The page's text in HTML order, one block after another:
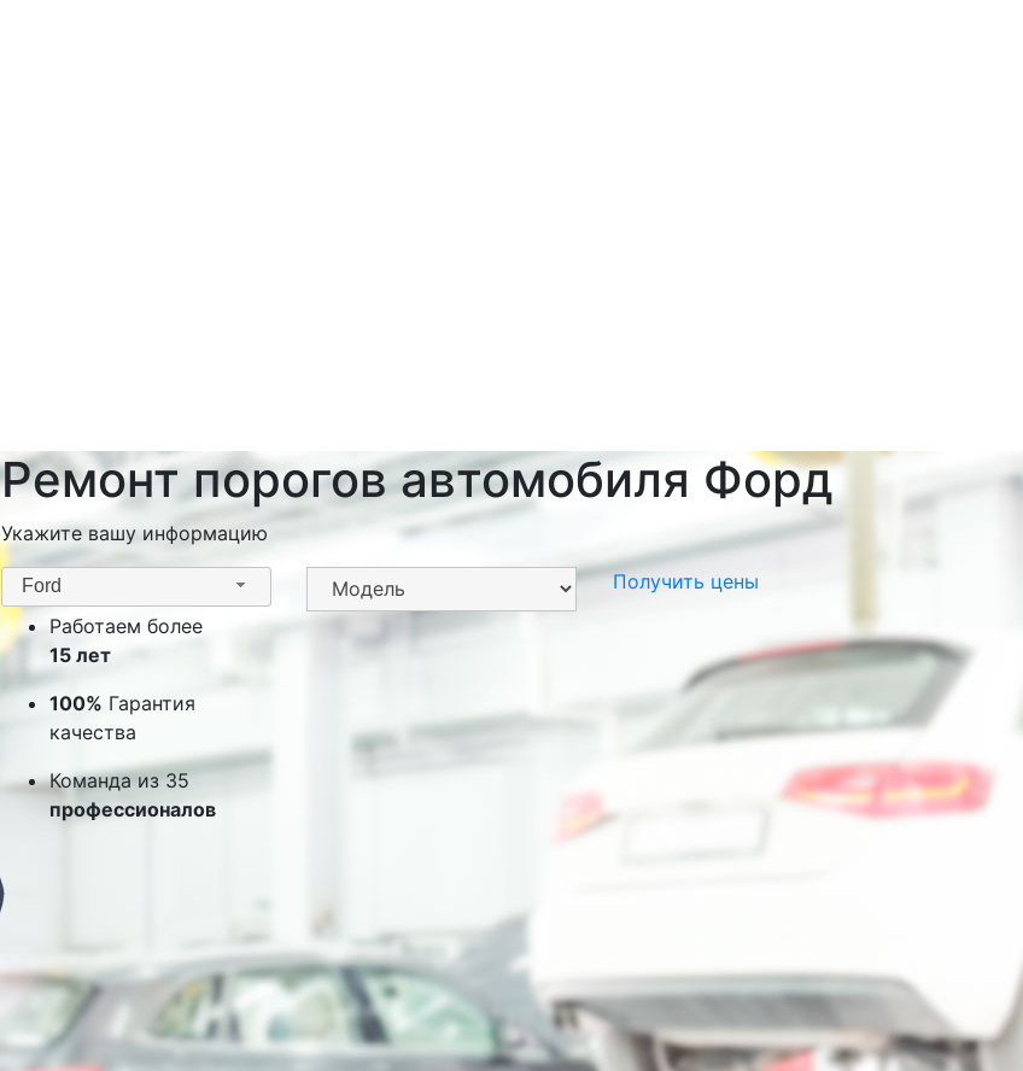
Ремонт порогов автомобиля Форд
Укажите вашу информацию
Ford
Получить цены
Работаем более
15 лет
100% Гарантия
качества
Команда из 35
профессионалов